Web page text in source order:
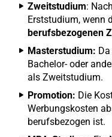
Zweitstudium:
Erststudium, wenn
berufsbezogenen
Masterstudium:
Bachelor- oder
als Zweitstudium.
Promotion: Die
Werbungskosten
berufsbezogen ist.